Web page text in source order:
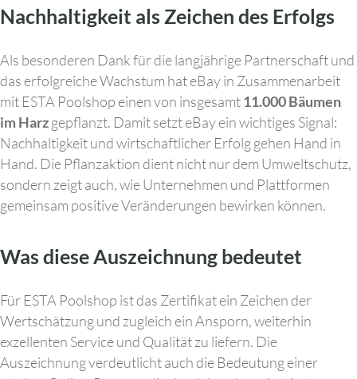
Nachhaltigkeit als Zeichen des Erfolgs
Als besonderen Dank für die langjährige Partnerschaft und
das erfolgreiche Wachstum hat eBay in Zusammenarbeit
mit ESTA Poolshop einen von insgesamt11.000 Bäumen
im Harzgepflanzt. Damit setzt eBay ein wichtiges Signal:
Nachhaltigkeit und wirtschaftlicher Erfolg gehen Hand in
Hand. Die Pflanzaktion dient nicht nur dem Umweltschutz,
sondern zeigt auch, wie Unternehmen und Plattformen
gemeinsam positive Veränderungen bewirken können.
Was diese Auszeichnung bedeutet
Für ESTA Poolshop ist das Zertifikat ein Zeichen der
Wertschätzung und zugleich ein Ansporn, weiterhin
exzellenten Service und Qualität zu liefern. Die
Auszeichnung verdeutlicht auch die Bedeutung einer